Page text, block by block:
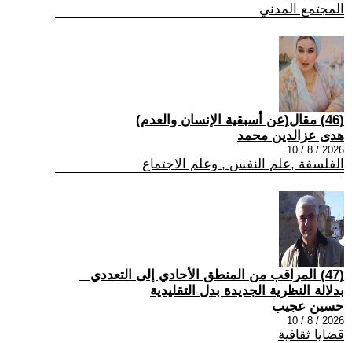
المجتمع المدني
(46) مقال(عن أسبقية الإنسان والعدم)
هدى عزالدين محمد
2026 / 8 / 10
الفلسفة ,علم النفس , وعلم الاجتماع
(47) المراقب من المنطق الأحادي إلى التعددي _
بدلالة النظرية الجديدة بدل التقليدية
حسين عجيب
2026 / 8 / 10
قضايا ثقافية